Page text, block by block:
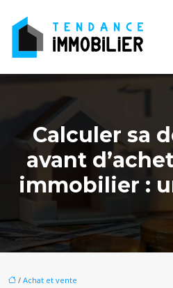
Calculer sa
avant
immobilier :
/ Achat et vente